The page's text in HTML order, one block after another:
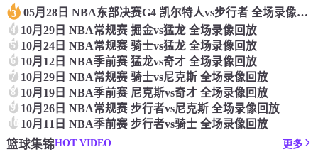
3 05月28日 NBA东部决赛G4 凯尔特人vs步行者 全场录像回放
4 10月29日 NBA常规赛 掘金vs猛龙 全场录像回放
5 10月24日 NBA常规赛 骑士vs猛龙 全场录像回放
6 10月12日 NBA季前赛 猛龙vs奇才 全场录像回放
7 10月29日 NBA常规赛 骑士vs尼克斯 全场录像回放
8 10月19日 NBA季前赛 尼克斯vs奇才 全场录像回放
9 10月26日 NBA常规赛 步行者vs尼克斯 全场录像回放
10 10月11日 NBA季前赛 步行者vs骑士 全场录像回放
篮球集锦HOT VIDEO 更多